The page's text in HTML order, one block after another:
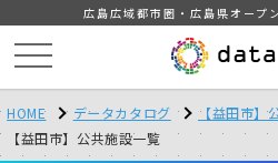
広島広域都市圏・広島県オープ
HOME データカタログ
【益田市】
【益田市】公共施設一覧